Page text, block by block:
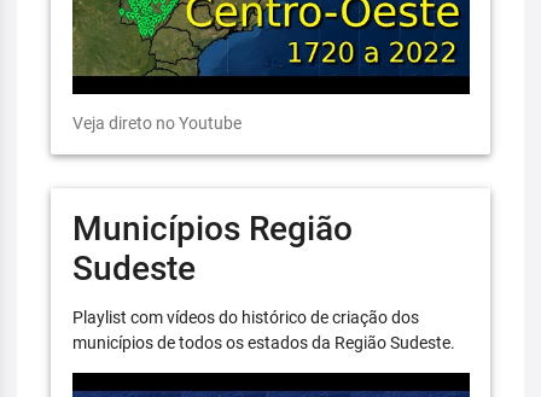
Veja direto no Youtube
Municípios Região
Sudeste
Playlist com vídeos do histórico de criação dos
municípios de todos os estados da Região Sudeste.